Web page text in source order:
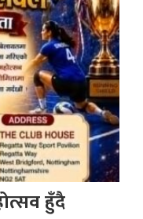
हुँदै